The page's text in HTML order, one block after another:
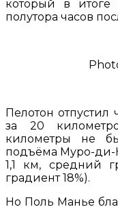
который в итоге
полутора часов
Пелотон отпустил
за 20
километры не
подъёма Муро-ди-
1,1 км, средний
градиент 18%).
Но Поль Манье